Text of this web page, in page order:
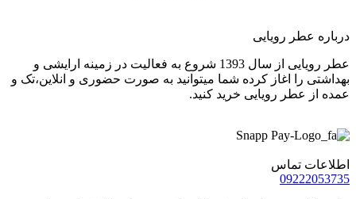
درباره عطر رویایی
عطر رویایی از سال 1393 شروع به فعالیت در زمینه ارایشی و
بهداشتی را اغاز کرده شما میتوانید به صورت حضوری و انلاین،تک و
عمده از عطر رویایی خرید کنید.
اطلاعات تماس
09222053735